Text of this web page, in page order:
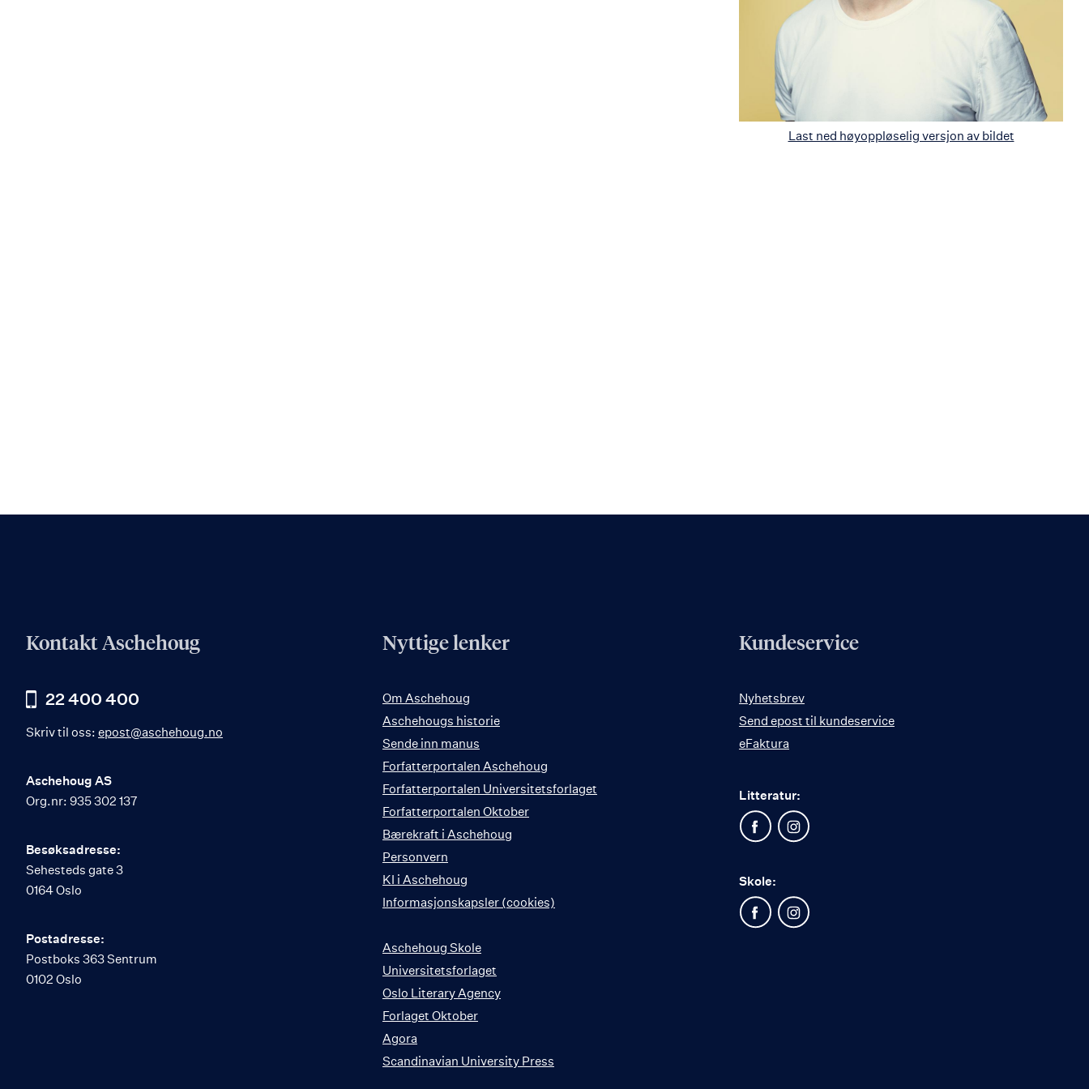
Last ned høyoppløselig versjon av bildet
Kontakt Aschehoug
22 400 400
Skriv til oss: epost@aschehoug.no
Aschehoug AS
Org.nr: 935 302 137
Besøksadresse:
Sehesteds gate 3
0164 Oslo
Postadresse:
Postboks 363 Sentrum
0102 Oslo
Nyttige lenker
Om Aschehoug
Aschehougs historie
Sende inn manus
Forfatterportalen Aschehoug
Forfatterportalen Universitetsforlaget
Forfatterportalen Oktober
Bærekraft i Aschehoug
Personvern
KI i Aschehoug
Informasjonskapsler (cookies)
Aschehoug Skole
Universitetsforlaget
Oslo Literary Agency
Forlaget Oktober
Agora
Scandinavian University Press
Kundeservice
Nyhetsbrev
Send epost til kundeservice
eFaktura
Litteratur:
Skole: